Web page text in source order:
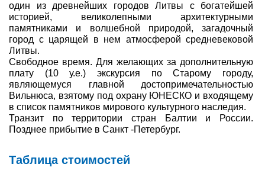
один из древнейших городов Литвы с богатейшей
историей, великолепными архитектурными
памятниками и волшебной природой, загадочный
город с царящей в нем атмосферой средневековой
Литвы.
Свободное время. Для желающих за дополнительную
плату (10 у.е.) экскурсия по Старому городу,
являющемуся главной достопримечательностью
Вильнюса, взятому под охрану ЮНЕСКО и входящему
в список памятников мирового культурного наследия.
Транзит по территории стран Балтии и России.
Позднее прибытие в Санкт -Петербург.
Таблица стоимостей